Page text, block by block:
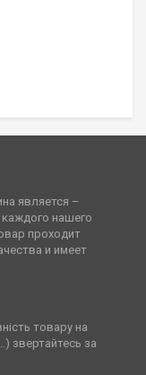
является –
нашего
проходит
и имеет
товару на
звертайтесь за